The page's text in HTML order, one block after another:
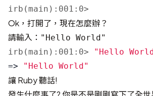
irb(main):001:0>
Ok，打開了，現在怎麼辦？
請輸入： "Hello World"
irb(main):001:0>
"Hello
=>
"Hello World"
讓 Ruby 聽話!